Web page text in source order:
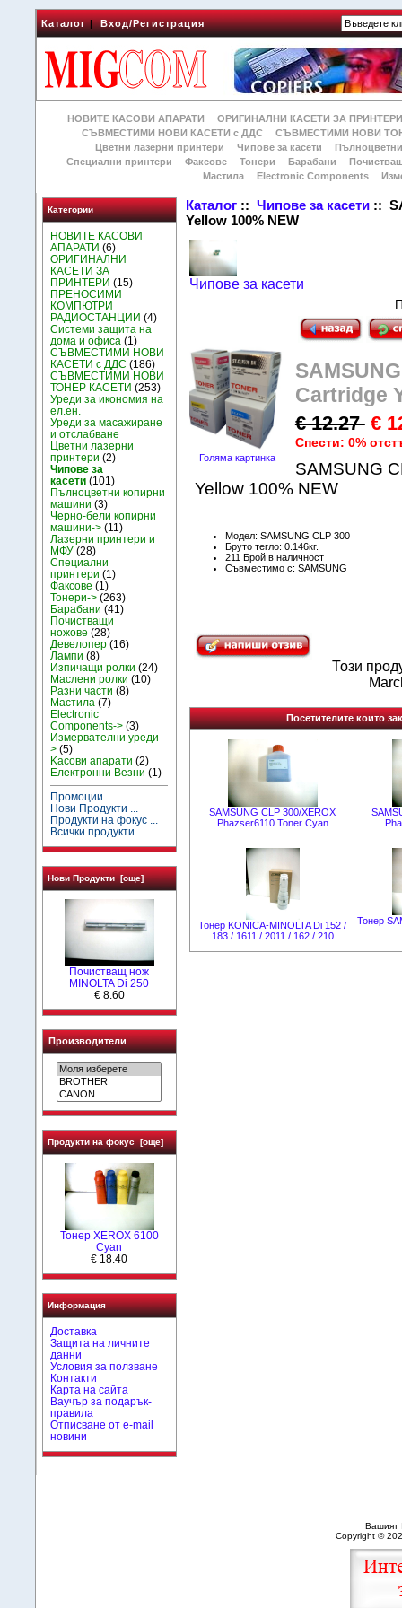
Каталог|Вход/Регистрация
НОВИТЕ КАСОВИ АПАРАТИ
ОРИГИНАЛНИ КАСЕТИ ЗА
СЪВМЕСТИМИ НОВИ КАСЕТИ с ДДС
СЪВМЕСТИМИ НОВИ
Цветни лазерни принтери
Чипове за касети
Специални принтери
Факсове Тонери Барабани
Мастила
Electronic Components
Категории
НОВИТЕ КАСОВИ
АПАРАТИ (6)
ОРИГИНАЛНИ
КАСЕТИ ЗА
ПРИНТЕРИ (15)
ПРЕНОСИМИ
КОМПЮТРИ
РАДИОСТАНЦИИ (4)
Системи защита на
дома и офиса (1)
СЪВМЕСТИМИ НОВИ
КАСЕТИ с ДДС (186)
СЪВМЕСТИМИ НОВИ
ТОНЕР КАСЕТИ (253)
Уреди за икономия на
ел.ен.
Уреди за масажиране
и отслабване
Цветни лазерни
принтери (2)
Чипове за
касети (101)
Пълноцветни копирни
машини (3)
Черно-бели копирни
машини-> (11)
Лазерни принтери и
МФУ (28)
Специални
принтери (1)
Факсове (1)
Тонери-> (263)
Барабани (41)
Почистващи
ножове (28)
Девелопер (16)
Лампи (8)
Изпичащи ролки (24)
Маслени ролки (10)
Разни части (8)
Мастила (7)
Electronic
Components-> (3)
Измервателни уреди-
> (5)
Kасови апарати (2)
Електронни Везни (1)
Промоции...
Нови Продукти ...
Продукти на фокус ...
Всички продукти ...
Нови Продукти [още]
Почистващ нож
MINOLTA Di 250
€ 8.60
Производители
Продукти на фокус [още]
Тонер XEROX 6100
Cyan
€ 18.40
Информация
Доставка
Защита на личните
данни
Условия за ползване
Контакти
Карта на сайта
Ваучър за подарък-
правила
Отписване от e-mail
новини
Каталог ::Чипове за касети ::
Yellow 100% NEW
Чипове за касети
Голяма картинка
Cartridge
€ 12.27 €
Спести: 0%
SAMSUNG
Yellow 100% NEW
Модел: SAMSUNG CLP 300
Бруто тегло: 0.146кг.
211 Брой в наличност
Съвместимо с: SAMSUNG
Този
Посетителите които
SAMSUNG CLP 300/XEROX
Phazser6110 Toner Cyan
Тонер KONICA-MINOLTA Di 152 /
183 / 1611 / 2011 / 162 / 210
Тонер
Вашият
Copyright ©